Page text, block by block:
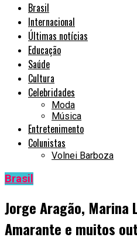
Brasil
Internacional
Últimas notícias
Educação
Saúde
Cultura
Celebridades
Moda
Música
Entretenimento
Colunistas
Volnei Barboza
Brasil
Jorge Aragão, Marina
Amarante e muitos